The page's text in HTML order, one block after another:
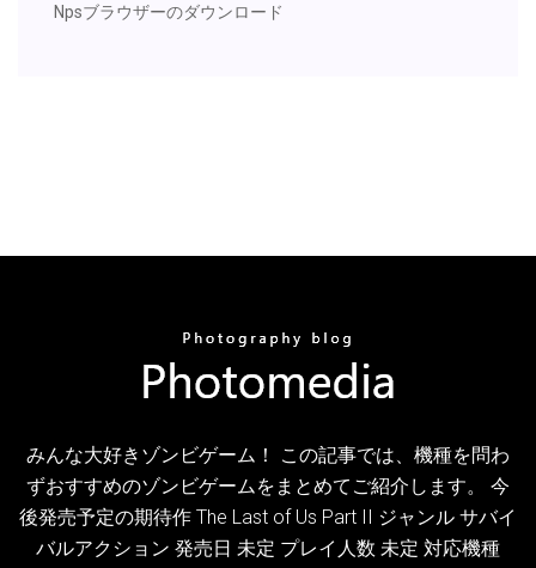
Npsブラウザーのダウンロード
みんな大好きゾンビゲーム！ この記事では、機種を問わ
ずおすすめのゾンビゲームをまとめてご紹介します。 今
後発売予定の期待作 The Last of Us Part II ジャンル サバイ
バルアクション 発売日 未定 プレイ人数 未定 対応機種